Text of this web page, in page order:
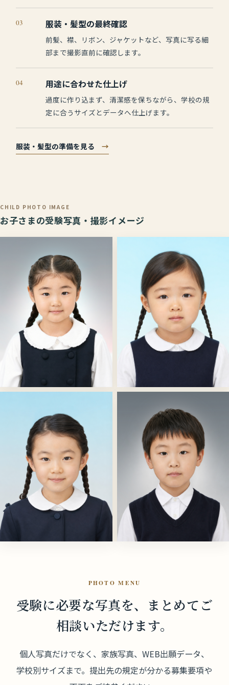
03 服装・髪型の最終確認
前髪、襟、リボン、ジャケットなど、写真に写る細
部まで撮影直前に確認します。
04 用途に合わせた仕上げ
過度に作り込まず、清潔感を保ちながら、学校の規
定に合うサイズとデータへ仕上げます。
服装・髪型の準備を見る →
CHILD PHOTO IMAGE
お子さまの受験写真・撮影イメージ
PHOTO MENU
受験に必要な写真を、 まとめてご
相談いただけます。
個人写真だけでなく、家族写真、WEB出願データ、
学校別サイズまで。提出先の規定が分かる募集要項や